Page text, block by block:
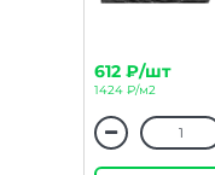
612 ₽/шт
1424 ₽/м2